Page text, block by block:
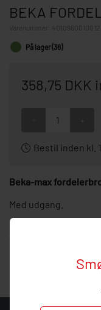
BEKA
4010960010012
På lager (36)
358,75 DKK
Bestil inden kl.
Beka-max
Med udgang.